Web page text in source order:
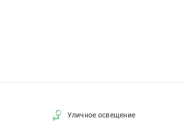
Уличное освещение